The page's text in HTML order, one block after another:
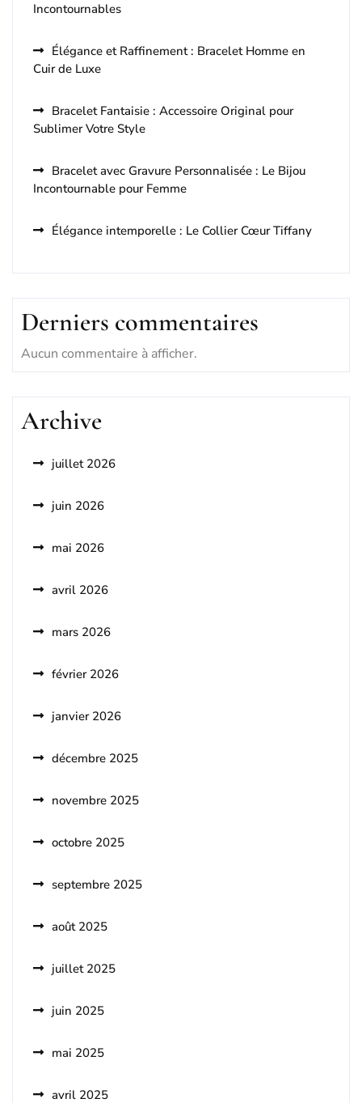
Incontournables
Élégance et Raffinement : Bracelet Homme en
Cuir de Luxe
Bracelet Fantaisie : Accessoire Original pour
Sublimer Votre Style
Bracelet avec Gravure Personnalisée : Le Bijou
Incontournable pour Femme
Élégance intemporelle : Le Collier Cœur Tiffany
Derniers commentaires
Aucun commentaire à afficher.
Archive
juillet 2026
juin 2026
mai 2026
avril 2026
mars 2026
février 2026
janvier 2026
décembre 2025
novembre 2025
octobre 2025
septembre 2025
août 2025
juillet 2025
juin 2025
mai 2025
avril 2025